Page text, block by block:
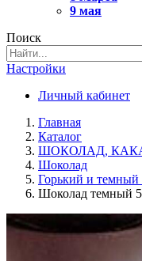
9 мая
Поиск
Настройки
Личный кабинет
Главная
Каталог
ШОКОЛАД,
Шоколад
Горький и темный
Шоколад темный